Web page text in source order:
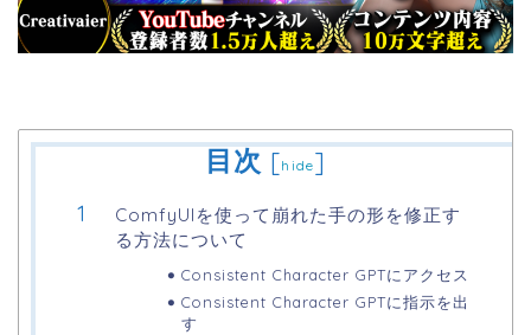
目次 [hide]
ComfyUIを使って崩れた手の形を修正す
る方法について
Consistent Character GPTにアクセス
Consistent Character GPTに指示を出
す